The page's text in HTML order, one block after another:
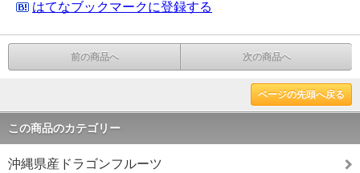
はてなブックマークに登録する
前の商品へ 次の商品へ
ページの先頭へ戻る
この商品のカテゴリー
沖縄県産ドラゴンフルーツ